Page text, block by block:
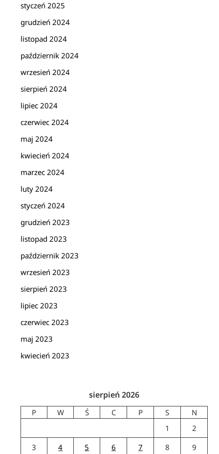
styczeń 2025
grudzień 2024
listopad 2024
październik 2024
wrzesień 2024
sierpień 2024
lipiec 2024
czerwiec 2024
maj 2024
kwiecień 2024
marzec 2024
luty 2024
styczeń 2024
grudzień 2023
listopad 2023
październik 2023
wrzesień 2023
sierpień 2023
lipiec 2023
czerwiec 2023
maj 2023
kwiecień 2023
sierpień 2026
P W Ś C P S
N
1
2
3
4 5 6 7 8 9